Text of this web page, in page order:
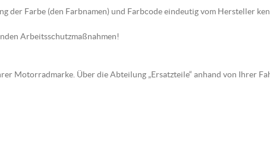
der Farbe (den Farbnamen) und Farbcode eindeutig vom Hersteller
Arbeitsschutzmaßnahmen!
Motorradmarke. Über die Abteilung „Ersatzteile“ anhand von Ihrer